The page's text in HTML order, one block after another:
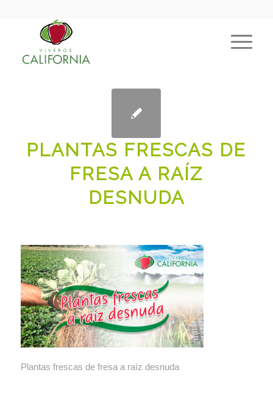
PLANTAS FRESCAS DE
FRESA A RAÍZ
DESNUDA
Plantas frescas de fresa a raíz desnuda